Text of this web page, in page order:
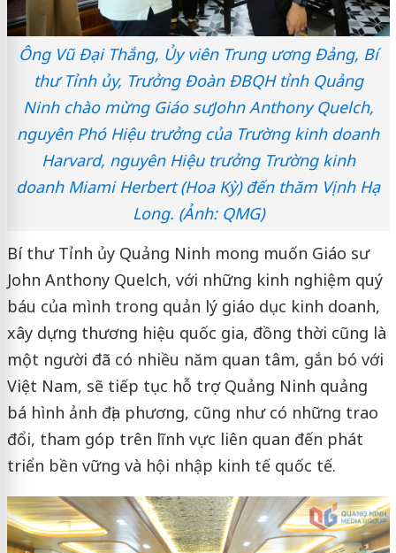
Ông Vũ Đại Thắng, Ủy viên Trung ương Đảng, Bí
thư Tỉnh ủy, Trưởng Đoàn ĐBQH tỉnh Quảng
Ninh chào mừng Giáo sưJohn Anthony Quelch,
nguyên Phó Hiệu trưởng của Trường kinh doanh
Harvard, nguyên Hiệu trưởng Trường kinh
doanh Miami Herbert (Hoa Kỳ) đến thăm Vịnh Hạ
Long. (Ảnh: QMG)
Bí thư Tỉnh ủy Quảng Ninh mong muốn Giáo sư
John Anthony Quelch, với những kinh nghiệm quý
báu của mình trong quản lý giáo dục kinh doanh,
xây dựng thương hiệu quốc gia, đồng thời cũng là
một người đã có nhiều năm quan tâm, gắn bó với
Việt Nam, sẽ tiếp tục hỗ trợ Quảng Ninh quảng
bá hình ảnh địa phương, cũng như có những trao
đổi, tham góp trên lĩnh vực liên quan đến phát
triển bền vững và hội nhập kinh tế quốc tế.